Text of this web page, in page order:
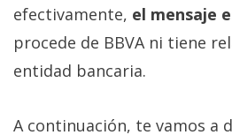
efectivamente, el mensaje
procede de BBVA ni tiene
entidad bancaria.
A continuación, te vamos a